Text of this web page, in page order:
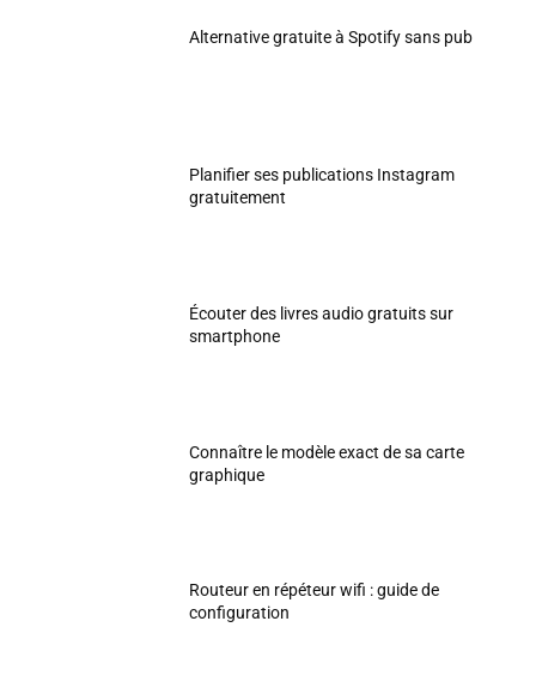
Alternative gratuite à Spotify sans pub
Planifier ses publications Instagram
gratuitement
Écouter des livres audio gratuits sur
smartphone
Connaître le modèle exact de sa carte
graphique
Routeur en répéteur wifi : guide de
configuration